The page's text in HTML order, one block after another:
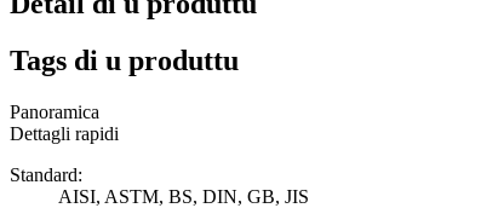
Tags di u produttu
Panoramica
Dettagli rapidi
Standard:
AISI, ASTM, BS, DIN, GB, JIS